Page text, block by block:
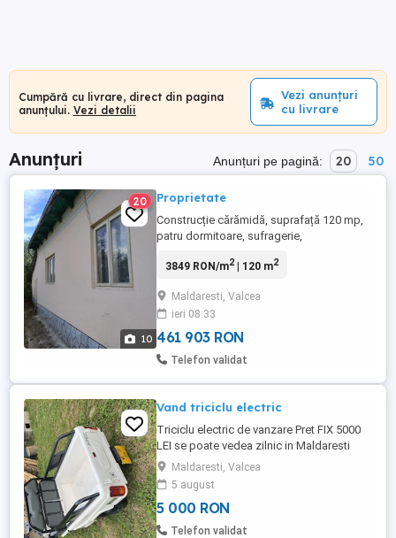
Cumpără cu livrare, direct din pagina
anunțului. Vezi detalii
Vezi anunțuri
cu livrare
Anunțuri Anunțuri pe pagină: 20 50
10
20 Proprietate
Construcție cărămidă, suprafață 120 mp,
patru dormitoare, sufragerie,
mp livadă pomi fructiferi: pruni,meri,peri,
dispune de toate utilitățile, apă,
canalizare, curent, asfalt. Zonă liniștită,aer
curat de munt ...
3849 RON/m2| 120 m2
Maldaresti, Valcea
ieri 08:33
461 903 RON
Telefon validat
Vand triciclu electric
Triciclu electric de vanzare Pret FIX 5000
LEI se poate vedea zilnic in Maldaresti
Valcea dupa ora 17.00 ori in Horezu cu
telefon in prealabil
Maldaresti, Valcea
5 august
5 000 RON
Telefon validat